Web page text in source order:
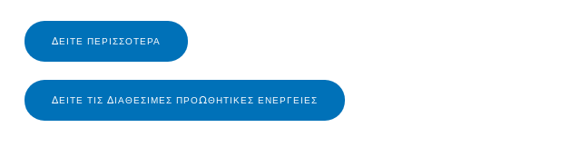
ΔΕΊΤΕ ΠΕΡΙΣΣΌΤΕΡΑ
ΔΕΊΤΕ ΤΙΣ ΔΙΑΘΈΣΙΜΕΣ ΠΡΟΩΘΗΤΙΚΈΣ ΕΝΈΡΓΕΙΕΣ